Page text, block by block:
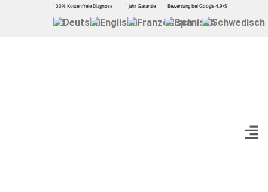
100% Kostenfreie Diagnose 1 Jahr Garantie Bewertung bei Google 4,9/5